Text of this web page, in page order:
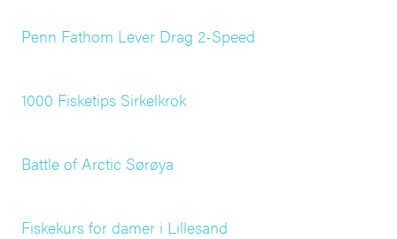
Penn Fathom Lever Drag 2-Speed
1000 Fisketips Sirkelkrok
Battle of Arctic Sørøya
Fiskekurs for damer i Lillesand